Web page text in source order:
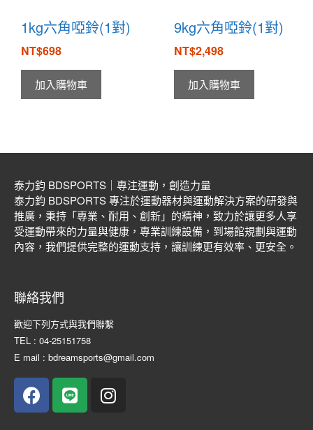
1kg六角啞鈴(1對)
NT$698
加入購物車
9kg六角啞鈴(1對)
NT$2,498
加入購物車
泰力鈞 BDSPORTS｜專注運動，創造力量
泰力鈞 BDSPORTS 專注於運動器材與運動解決方案的研發與
推廣，秉持「專業、耐用、創新」的精神，致力於讓更多人享
受運動帶來的力量與健康，專業訓練設備，到場館規劃與運動
內容，我們提供完整的運動支持，讓訓練更有效率、更安全。
聯絡我們
歡迎下列方式與我們聯繫
TEL : 04-25151758
E mail : bdreamsports@gmail.com